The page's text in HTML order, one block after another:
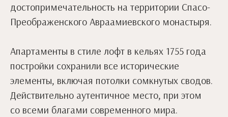
достопримечательность на территории Спасо-
Преображенского Авраамиевского монастыря.
Апартаменты в стиле лофт в кельях 1755 года
постройки сохранили все исторические
элементы, включая потолки сомкнутых сводов.
Действительно аутентичное место, при этом
со всеми благами современного мира.